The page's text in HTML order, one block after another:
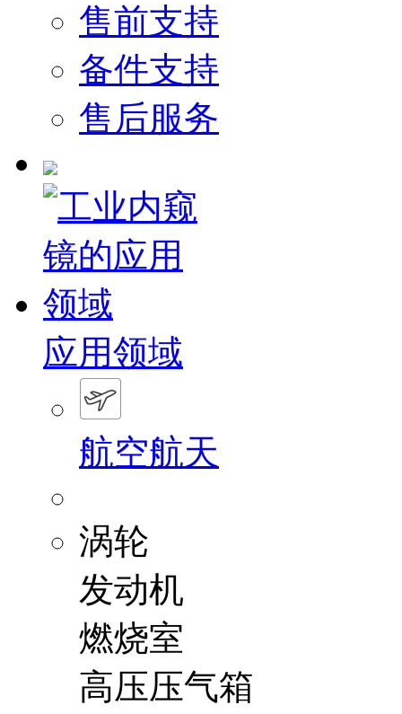
售前支持
备件支持
售后服务
应用领域
航空航天
涡轮
发动机
燃烧室
高压压气箱